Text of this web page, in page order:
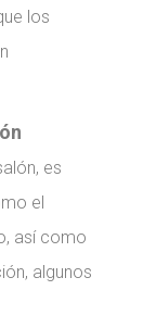
los
es
el
así como
algunos